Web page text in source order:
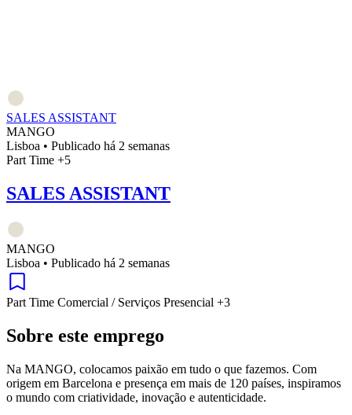
SALES ASSISTANT
MANGO
Lisboa • Publicado há 2 semanas
Part Time +5
SALES ASSISTANT
MANGO
Lisboa • Publicado há 2 semanas
Part Time Comercial / Serviços Presencial +3
Sobre este emprego
Na MANGO, colocamos paixão em tudo o que fazemos. Com
origem em Barcelona e presença em mais de 120 países, inspiramos
o mundo com criatividade, inovação e autenticidade.